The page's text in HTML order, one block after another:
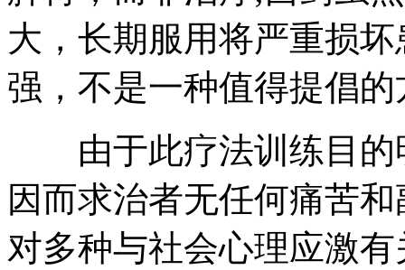
大，长期服用将严重损
强，不是一种值得提倡的
由于此疗法训练目的
因而求治者无任何痛苦
对多种与社会心理应激